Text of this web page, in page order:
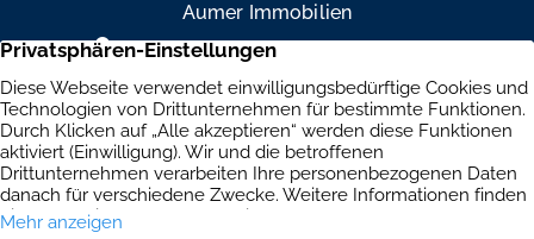
Aumer Immobilien
Mühlendamm 84a, 22087 Hamburg
+49 40 234 916 79
Brandenburgische Straße 39, 10707 Berlin
+49 30 303 661 334
Immobilien Aktuelles